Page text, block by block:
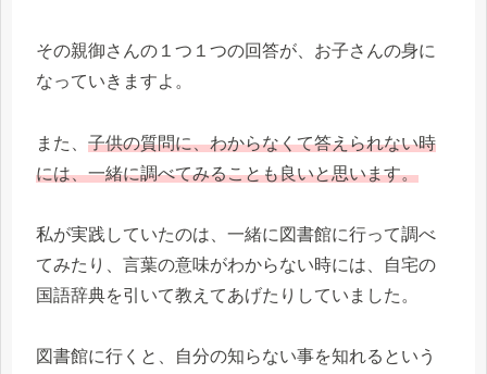
その親御さんの１つ１つの回答が、お子さんの身に
なっていきますよ。
また、 子供の質問に、わからなくて答えられない時
には、一緒に調べてみることも良いと思います。
私が実践していたのは、一緒に図書館に行って調べ
てみたり、言葉の意味がわからない時には、自宅の
国語辞典を引いて教えてあげたりしていました。
図書館に行くと、自分の知らない事を知れるという